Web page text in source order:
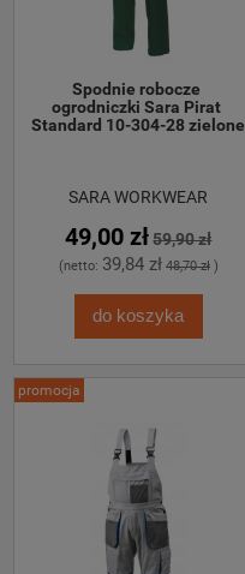
Spodnie robocze
ogrodniczki Sara Pirat
Standard 10-304-28 zielone
SARA WORKWEAR
49,00 zł 59,90 zł
(netto: 39,84 zł 48,70 zł)
do koszyka
promocja